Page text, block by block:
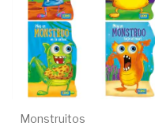
Monstruitos